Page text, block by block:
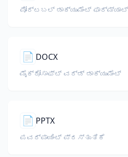
ಪೋರ್ಟಬಲ್ ಡಾಕ್ಯುಮೆಂಟ್ ಫಾರ್ಮ್ಯಾಟ್
📄 DOCX
ಮೈಕ್ರೋಸಾಫ್ಟ್ ವರ್ಡ್ ಡಾಕ್ಯುಮೆಂಟ್
📄 PPTX
ಪವರ್‌ಪಾಯಿಂಟ್ ಪ್ರಸ್ತುತಿಕೆ